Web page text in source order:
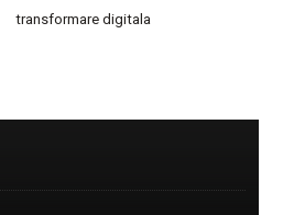
transformare digitala